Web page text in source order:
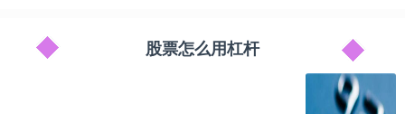
51配资查询平台 众安保险×HYROX：从一张保单到全程陪伴，重
股票怎么用杠杆